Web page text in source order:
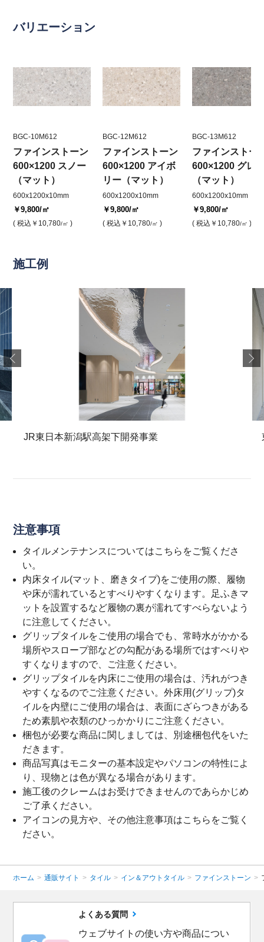
バリエーション
BGC-10M612
ファインストーン
600×1200 スノー
（マット）
600x1200x10mm
￥9,800/㎡
( 税込 ￥10,780/㎡ )
BGC-12M612
ファインストーン
600×1200 アイボ
リー（マット）
600x1200x10mm
￥9,800/㎡
( 税込 ￥10,780/㎡ )
BGC-13M612
ファインストー
600×1200 グレ
（マット）
600x1200x10mm
￥9,800/㎡
( 税込 ￥10,780/㎡ )
施工例
JR東日本新潟駅高架下開発事業
注意事項
タイルメンテナンスについてはこちら をご覧くださ
い。
内床タイル(マット、磨きタイプ)をご使用の際、履物
や床が濡れているとすべりやすくなります。足ふきマ
ットを設置するなど履物の裏が濡れてすべらないよう
に注意してください。
グリップタイルをご使用の場合でも、常時水がかかる
場所やスロープ部などの勾配がある場所ではすべりや
すくなりますので、ご注意ください。
グリップタイルを内床にご使用の場合は、汚れがつき
やすくなるのでご注意ください。外床用(グリップ)タ
イルを内壁にご使用の場合は、表面にざらつきがある
ため素肌や衣類のひっかかりにご注意ください。
梱包が必要な商品に関しましては、別途梱包代をいた
だきます。
商品写真はモニターの基本設定やパソコンの特性によ
り、現物とは色が異なる場合があります。
施工後のクレームはお受けできませんのであらかじめ
ご了承ください。
アイコンの見方や、その他注意事項はこちら をご覧く
ださい。
ホーム > 通販サイト > タイル > イン＆アウトタイル > ファインストーン >
よくある質問
ウェブサイトの使い方や商品につい